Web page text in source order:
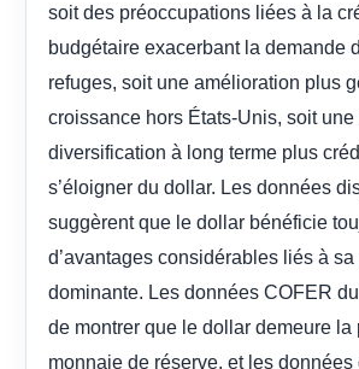
soit des préoccupations liées à la
budgétaire exacerbant la demande
refuges, soit une amélioration plus
croissance hors États-Unis, soit
diversification à long terme plus
s’éloigner du dollar. Les données
suggèrent que le dollar bénéficie
d’avantages considérables liés à
dominante. Les données COFER
de montrer que le dollar demeure la
monnaie de réserve, et les données